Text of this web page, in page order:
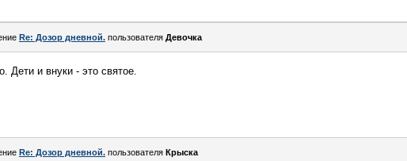
Re: Дозор дневной. пользователя Девочка
Дети и внуки - это святое.
Re: Дозор дневной. пользователя Крыска